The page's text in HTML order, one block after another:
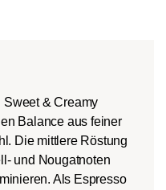
Sweet & Creamy
Balance aus feiner
Die mittlere Röstung
und Nougatnoten
Als Espresso